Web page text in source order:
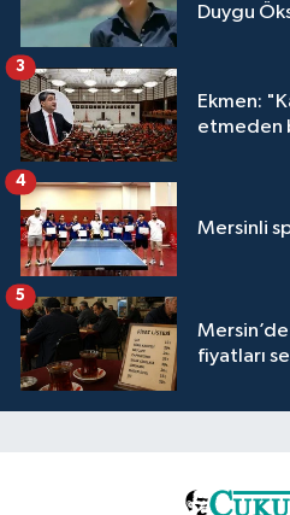
Duygu
Ekmen:
etmeden
3
Mersinli
4
fiyatları
5